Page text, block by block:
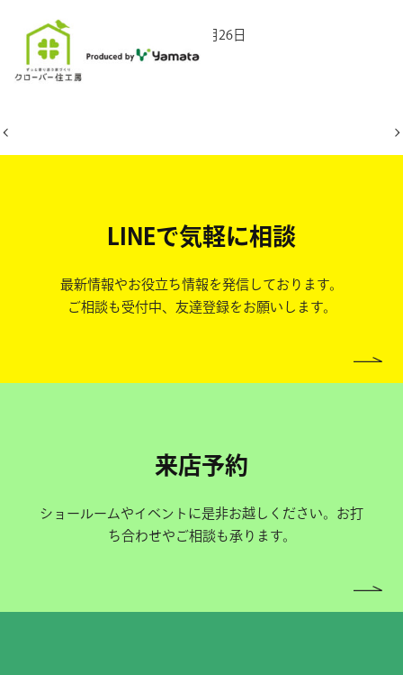
2025年10月26日
LINEで気軽に相談
最新情報やお役立ち情報を発信しております。
ご相談も受付中、友達登録をお願いします。
来店予約
ショールームやイベントに是非お越しください。お打
ち合わせやご相談も承ります。